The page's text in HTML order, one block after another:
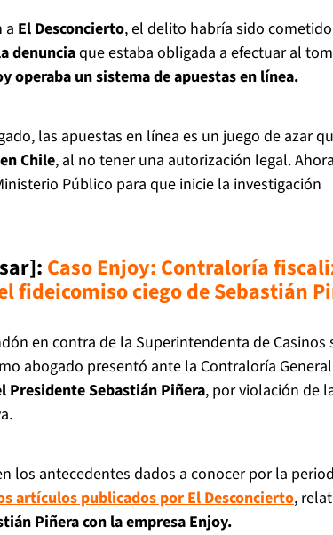
a El Desconcierto, el delito habría sido
denunciaque estaba obligada a efectuar al
operaba un sistema de apuestas en línea.
las apuestas en línea es un juego de azar
Chile, al no tener una autorización legal.
Público para que inicie la investigación
Caso Enjoy: Contraloría
fideicomiso ciego de Sebastián
en contra de la Superintendenta de Casinos
abogado presentó ante la Contraloría
Presidente Sebastián Piñera, por violación de
los antecedentes dados a conocer por la
artículos publicados porEl Desconcierto,
Piñera con la empresa Enjoy.